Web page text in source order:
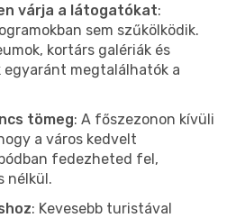
várja a látogatókat:
sem szűkölködik.
kortárs galériák és
megtalálhatók a
tömeg: A főszezonon kívüli
a város kedvelt
fedezheted fel,
nélkül.
: Kevesebb turistával